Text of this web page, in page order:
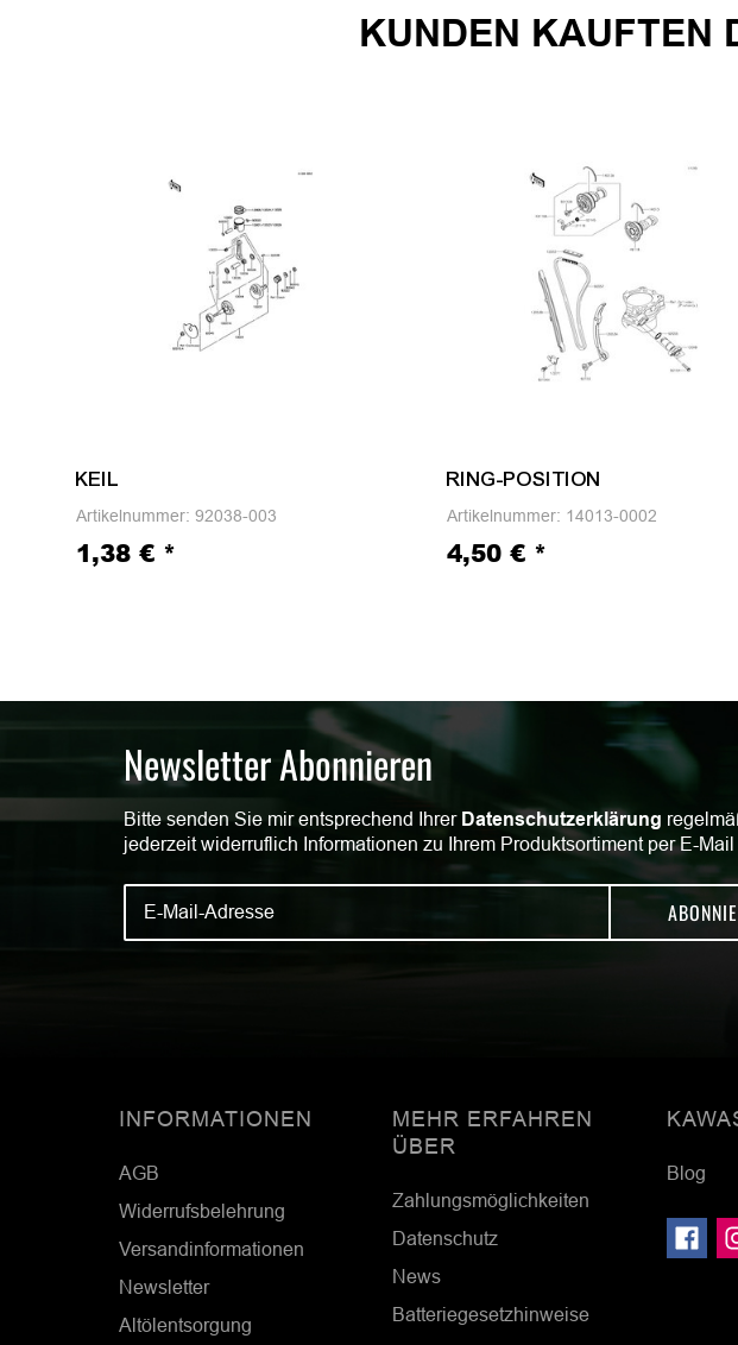
KUNDEN KAUFTEN
KEIL
Artikelnummer: 92038-003
1,38 € *
RING-POSITION
Artikelnummer: 14013-0002
4,50 € *
Newsletter Abonnieren
Bitte senden Sie mir entsprechend Ihrer Datenschutzerklärung
jederzeit widerruflich Informationen zu Ihrem Produktsortiment per E-Mail
INFORMATIONEN
AGB
Widerrufsbelehrung
Versandinformationen
Newsletter
Altölentsorgung
MEHR ERFAHREN
ÜBER
Zahlungsmöglichkeiten
Datenschutz
News
Batteriegesetzhinweise
Blog